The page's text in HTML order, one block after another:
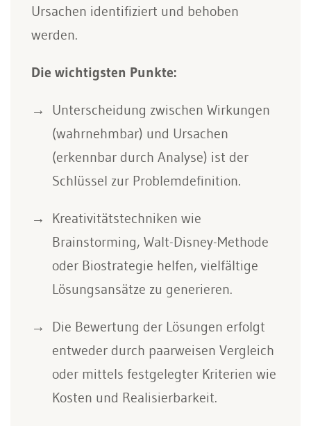
Ursachen identifiziert und behoben
werden.
Die wichtigsten Punkte:
Unterscheidung zwischen Wirkungen
(wahrnehmbar) und Ursachen
(erkennbar durch Analyse) ist der
Schlüssel zur Problemdefinition.
Kreativitätstechniken wie
Brainstorming, Walt-Disney-Methode
oder Biostrategie helfen, vielfältige
Lösungsansätze zu generieren.
Die Bewertung der Lösungen erfolgt
entweder durch paarweisen Vergleich
oder mittels festgelegter Kriterien wie
Kosten und Realisierbarkeit.